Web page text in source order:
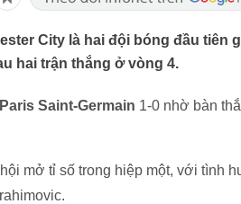
City là hai đội bóng đầu tiên
hai trận thắng ở vòng 4.
Paris Saint-Germain 1-0 nhờ bàn
mở tỉ số trong hiệp một, với tình